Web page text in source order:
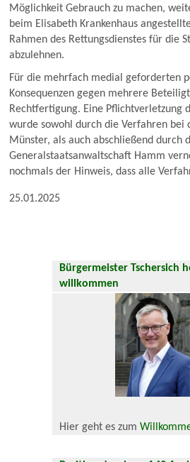
Möglichkeit Gebrauch zu machen,
beim Elisabeth Krankenhaus
Rahmen des Rettungsdienstes für die
abzulehnen.
Für die mehrfach medial geforderten
Konsequenzen gegen mehrere
Rechtfertigung. Eine Pflichtverletzung
wurde sowohl durch die Verfahren bei
Münster, als auch abschließend durch
Generalstaatsanwaltschaft Hamm
nochmals der Hinweis, dass alle
25.01.2025
Bürgermeister Tschersich
willkommen
Hier geht es zum